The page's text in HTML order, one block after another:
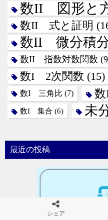
数II 図形と
数II 式と証明
数II 微分積
数II 指数対数関数
数I 2次関数 (15)
数I 三角比 (7)
数I 集合 (6) 未
最近の投稿
シェア